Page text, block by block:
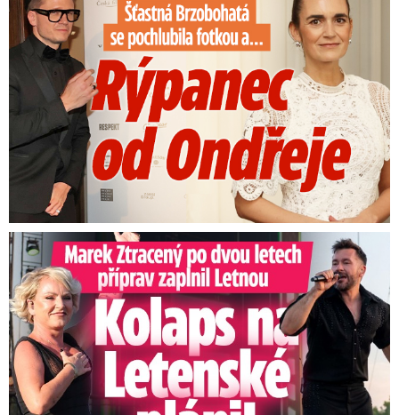
Marek Ztracený na Letné: Pártlová stopla koncert